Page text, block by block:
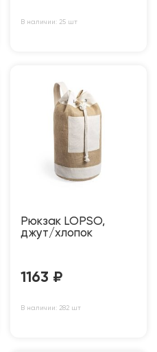
В наличии: 25 шт
Рюкзак LOPSO,
джут/хлопок
1163 ₽
В наличии: 282 шт